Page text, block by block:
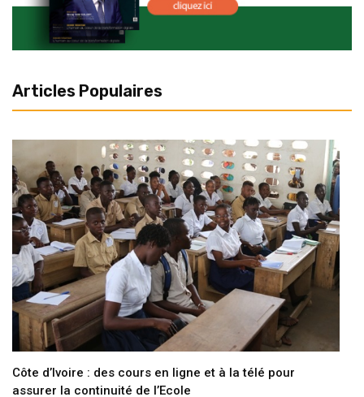
Articles Populaires
Côte d’Ivoire : des cours en ligne et à la télé pour
assurer la continuité de l’Ecole